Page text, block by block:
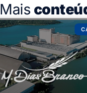
Mais